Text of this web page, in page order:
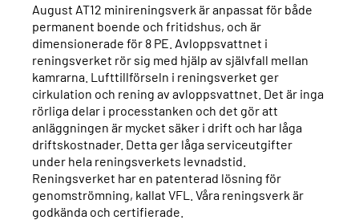
August AT12 minireningsverk är anpassat för både
permanent boende och fritidshus, och är
dimensionerade för 8 PE. Avloppsvattnet i
reningsverket rör sig med hjälp av självfall mellan
kamrarna. Lufttillförseln i reningsverket ger
cirkulation och rening av avloppsvattnet. Det är inga
rörliga delar i processtanken och det gör att
anläggningen är mycket säker i drift och har låga
driftskostnader. Detta ger låga serviceutgifter
under hela reningsverkets levnadstid.
Reningsverket har en patenterad lösning för
genomströmning, kallat VFL. Våra reningsverk är
godkända och certifierade.